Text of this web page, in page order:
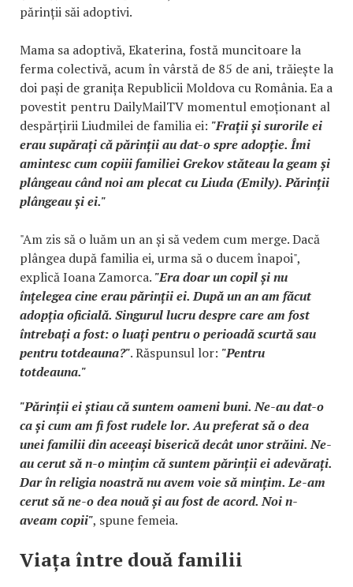
părinții săi adoptivi.
Mama sa adoptivă, Ekaterina, fostă muncitoare la
ferma colectivă, acum în vârstă de 85 de ani, trăiește la
doi pași de granița Republicii Moldova cu România. Ea a
povestit pentru DailyMailTV momentul emoționant al
despărțirii Liudmilei de familia ei: "Frații și surorile ei
erau supărați că părinții au dat-o spre adopție. Îmi
amintesc cum copiii familiei Grekov stăteau la geam și
plângeau când noi am plecat cu Liuda (Emily). Părinții
plângeau și ei."
"Am zis să o luăm un an și să vedem cum merge. Dacă
plângea după familia ei, urma să o ducem înapoi",
explică Ioana Zamorca. "Era doar un copil și nu
înțelegea cine erau părinții ei. După un an am făcut
adopția oficială. Singurul lucru despre care am fost
întrebați a fost: o luați pentru o perioadă scurtă sau
pentru totdeauna?". Răspunsul lor: "Pentru
totdeauna."
"Părinții ei știau că suntem oameni buni. Ne-au dat-o
ca și cum am fi fost rudele lor. Au preferat să o dea
unei familii din aceeași biserică decât unor străini. Ne-
au cerut să n-o mințim că suntem părinții ei adevărați.
Dar în religia noastră nu avem voie să mințim. Le-am
cerut să ne-o dea nouă și au fost de acord. Noi n-
aveam copii", spune femeia.
Viața între două familii